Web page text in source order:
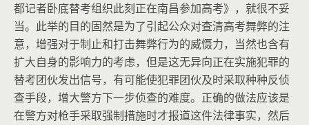
都记者卧底替考组织此刻正在南昌参加高考》，就很不妥
当。此举的目的固然是为了引起公众对查清高考舞弊的注
意，增强对于制止和打击舞弊行为的威慑力，当然也含有
扩大自身的影响力的考虑，但是这无异向正在实施犯罪的
替考团伙发出信号，有可能使犯罪团伙及时采取种种反侦
查手段，增大警方下一步侦查的难度。正确的做法应该是
在警方对枪手采取强制措施时才报道这件法律事实，然后